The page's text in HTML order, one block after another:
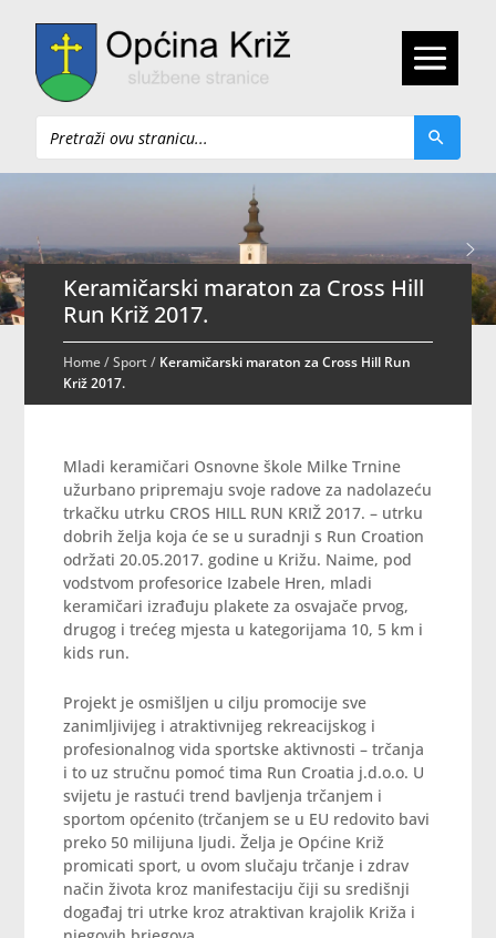
Pretraži
Keramičarski maraton za Cross Hill
Run Križ 2017.
Home/Sport/ Keramičarski maraton za Cross Hill Run
Križ 2017.
Mladi keramičari Osnovne škole Milke Trnine
užurbano pripremaju svoje radove za nadolazeću
trkačku utrku CROS HILL RUN KRIŽ 2017. – utrku
dobrih želja koja će se u suradnji s Run Croation
održati 20.05.2017. godine u Križu. Naime, pod
vodstvom profesorice Izabele Hren, mladi
keramičari izrađuju plakete za osvajače prvog,
drugog i trećeg mjesta u kategorijama 10, 5 km i
kids run.
Projekt je osmišljen u cilju promocije sve
zanimljivijeg i atraktivnijeg rekreacijskog i
profesionalnog vida sportske aktivnosti – trčanja
i to uz stručnu pomoć tima Run Croatia j.d.o.o. U
svijetu je rastući trend bavljenja trčanjem i
sportom općenito (trčanjem se u EU redovito bavi
preko 50 milijuna ljudi. Želja je Općine Križ
promicati sport, u ovom slučaju trčanje i zdrav
način života kroz manifestaciju čiji su središnji
događaj tri utrke kroz atraktivan krajolik Križa i